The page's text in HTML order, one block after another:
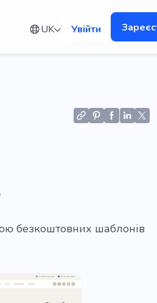
UK Увійти
безкоштовних шаблонів